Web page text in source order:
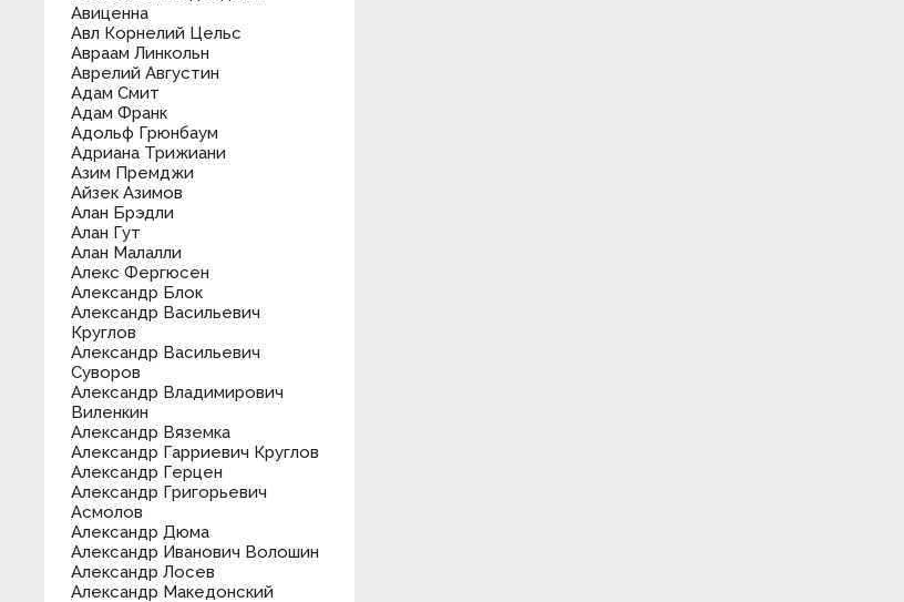
Авиценна
Авл Корнелий Цельс
Авраам Линкольн
Аврелий Августин
Адам Смит
Адам Франк
Адольф Грюнбаум
Адриана Трижиани
Азим Премджи
Айзек Азимов
Алан Брэдли
Алан Гут
Алан Малалли
Алекс Фергюсен
Александр Блок
Александр Васильевич
Круглов
Александр Васильевич
Суворов
Александр Владимирович
Виленкин
Александр Вяземка
Александр Гарриевич Круглов
Александр Герцен
Александр Григорьевич
Асмолов
Александр Дюма
Александр Иванович Волошин
Александр Лосев
Александр Македонский